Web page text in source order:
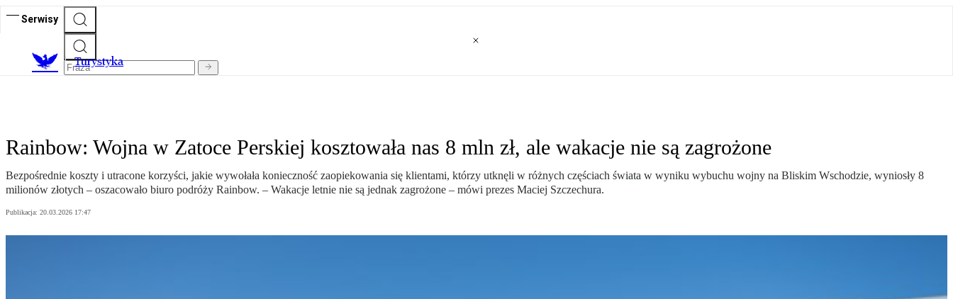
Serwisy
Turystyka
Rainbow: Wojna w Zatoce Perskiej kosztowała nas 8 mln zł, ale wakacje nie są zagrożone
Bezpośrednie koszty i utracone korzyści, jakie wywołała konieczność zaopiekowania się klientami, którzy utknęli w różnych częściach świata w wyniku wybuchu wojny na Bliskim Wschodzie, wyniosły 8
milionów złotych – oszacowało biuro podróży Rainbow. – Wakacje letnie nie są jednak zagrożone – mówi prezes Maciej Szczechura.
Publikacja: 20.03.2026 17:47